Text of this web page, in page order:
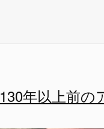
130年以上前